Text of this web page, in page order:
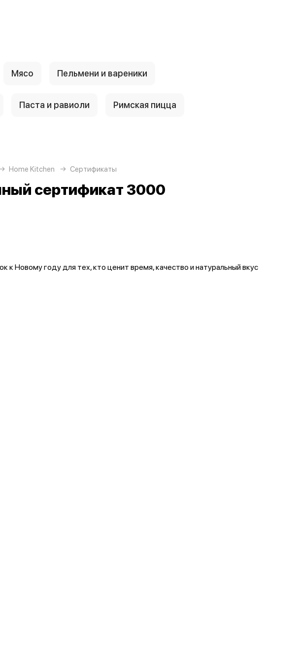
Мясо Пельмени и вареники
Паста и равиоли Римская пицца
Home Kitchen Сертификаты
сертификат 3000
к Новому году для тех, кто ценит время, качество и натуральный вкус